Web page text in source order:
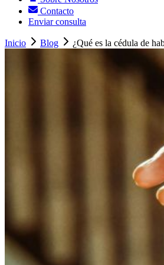
Contacto
Enviar consulta
Inicio Blog ¿Qué es la cédula de